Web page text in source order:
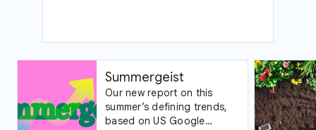
Summergeist
Our new report on this
summer’s defining trends,
based on US Google